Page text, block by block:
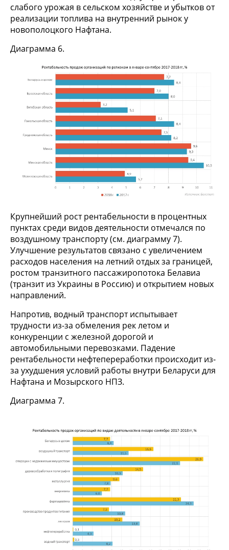
слабого урожая в сельском хозяйстве и убытков от
реализации топлива на внутренний рынок у
новополоцкого Нафтана.
Диаграмма 6.
Крупнейший рост рентабельности в процентных
пунктах среди видов деятельности отмечался по
воздушному транспорту (см. диаграмму 7).
Улучшение результатов связано с увеличением
расходов населения на летний отдых за границей,
ростом транзитного пассажиропотока Белавиа
(транзит из Украины в Россию) и открытием новых
направлений.
Напротив, водный транспорт испытывает
трудности из-за обмеления рек летом и
конкуренции с железной дорогой и
автомобильными перевозками. Падение
рентабельности нефтепереработки происходит из-
за ухудшения условий работы внутри Беларуси для
Нафтана и Мозырского НПЗ.
Диаграмма 7.